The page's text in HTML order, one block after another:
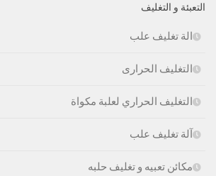
التعبئة و التغليف
الة تغليف علب
التغليف الحرارى
التغليف الحراري لعلبة مكواة
آلة تغليف علب
مكائن تعبيه و تغليف حلبه